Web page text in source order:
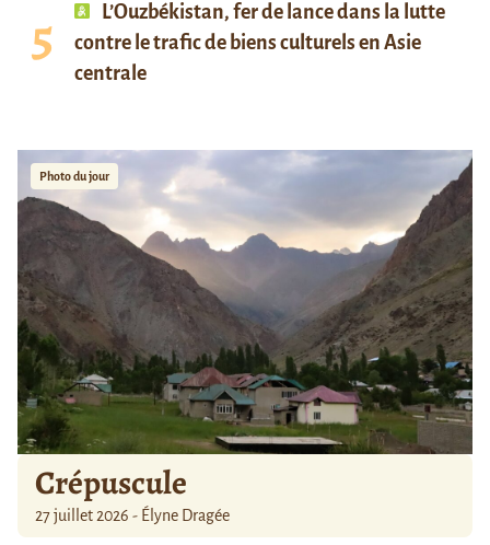
L’Ouzbékistan, fer de lance dans la lutte
contre le trafic de biens culturels en Asie
centrale
Photo du jour
Crépuscule
27 juillet 2026 - Élyne Dragée